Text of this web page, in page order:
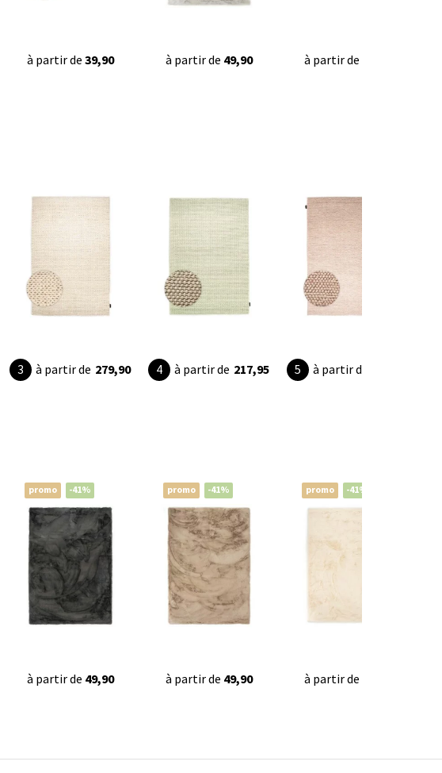
à partir de 39,90 à partir de 49,90 à partir de
à partir de 279,90 à partir de 217,95 à partir de
promo -41%
à partir de 49,90
promo -41%
à partir de 49,90
promo -41%
à partir de